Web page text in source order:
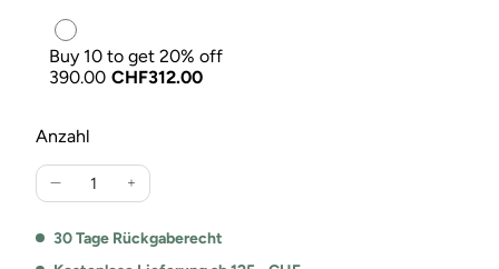
Buy 10 to get 20% off
390.00 CHF312.00
Anzahl
Verringere
Menge
für
Erhöhe
Menge
für
30 Tage Rückgaberecht